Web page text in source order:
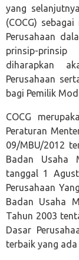
yang
(COCG)
Perusahaan
prinsip-
diharapkan
Perusahaan
bagi Pemilik
COCG
Peraturan
09/MBU/2012
Badan Usaha
tanggal 1
Perusahaan
Badan Usaha
Tahun 2003
Dasar
terbaik yang ada